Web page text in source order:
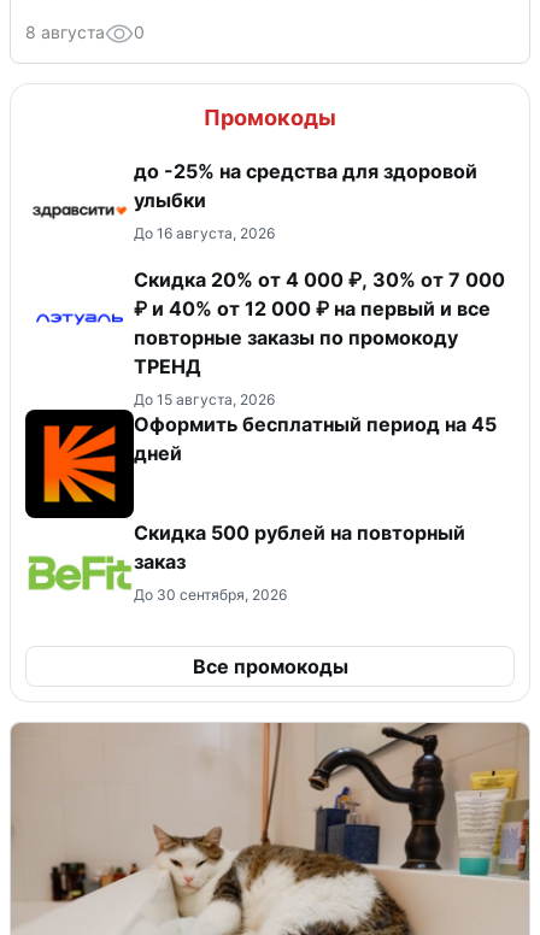
8 августа 0
Промокоды
до -25% на средства для здоровой
улыбки
До 16 августа, 2026
Скидка 20% от 4 000 ₽, 30% от 7 000
₽ и 40% от 12 000 ₽ на первый и все
повторные заказы по промокоду
ТРЕНД
До 15 августа, 2026
Оформить бесплатный период на 45
дней
Скидка 500 рублей на повторный
заказ
До 30 сентября, 2026
Все промокоды